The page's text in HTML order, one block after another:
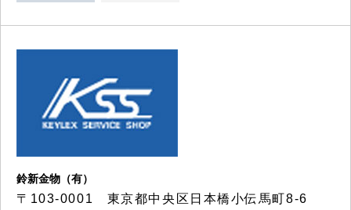
鈴新金物（有）
〒103-0001 東京都中央区日本橋小伝馬町8-6